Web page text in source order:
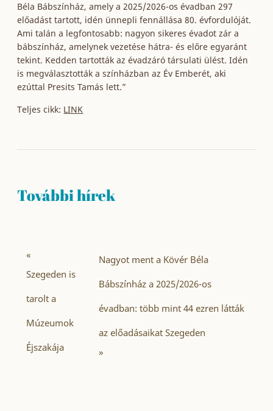
Béla Bábszínház, amely a 2025/2026-os évadban 297
előadást tartott, idén ünnepli fennállása 80. évfordulóját.
Ami talán a legfontosabb: nagyon sikeres évadot zár a
bábszínház, amelynek vezetése hátra- és előre egyaránt
tekint. Kedden tartották az évadzáró társulati ülést. Idén
is megválasztották a színházban az Év Emberét, aki
ezúttal Presits Tamás lett.”
Teljes cikk: LINK
További hírek
«
Szegeden is
tarolt a
Múzeumok
Éjszakája
Nagyot ment a Kövér Béla
Bábszínház a 2025/2026-os
évadban: több mint 44 ezren látták
az előadásaikat Szegeden
»